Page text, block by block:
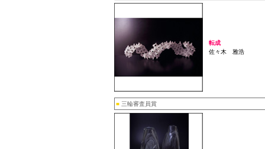
転成
佐々木 雅浩
■ 三輪審査員賞